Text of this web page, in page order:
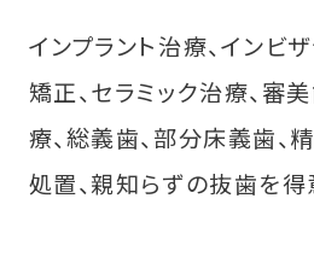
インプラント治療、インビ
矯正、セラミック治療、審
療、総義歯、部分床義歯、
処置、親知らずの抜歯を得